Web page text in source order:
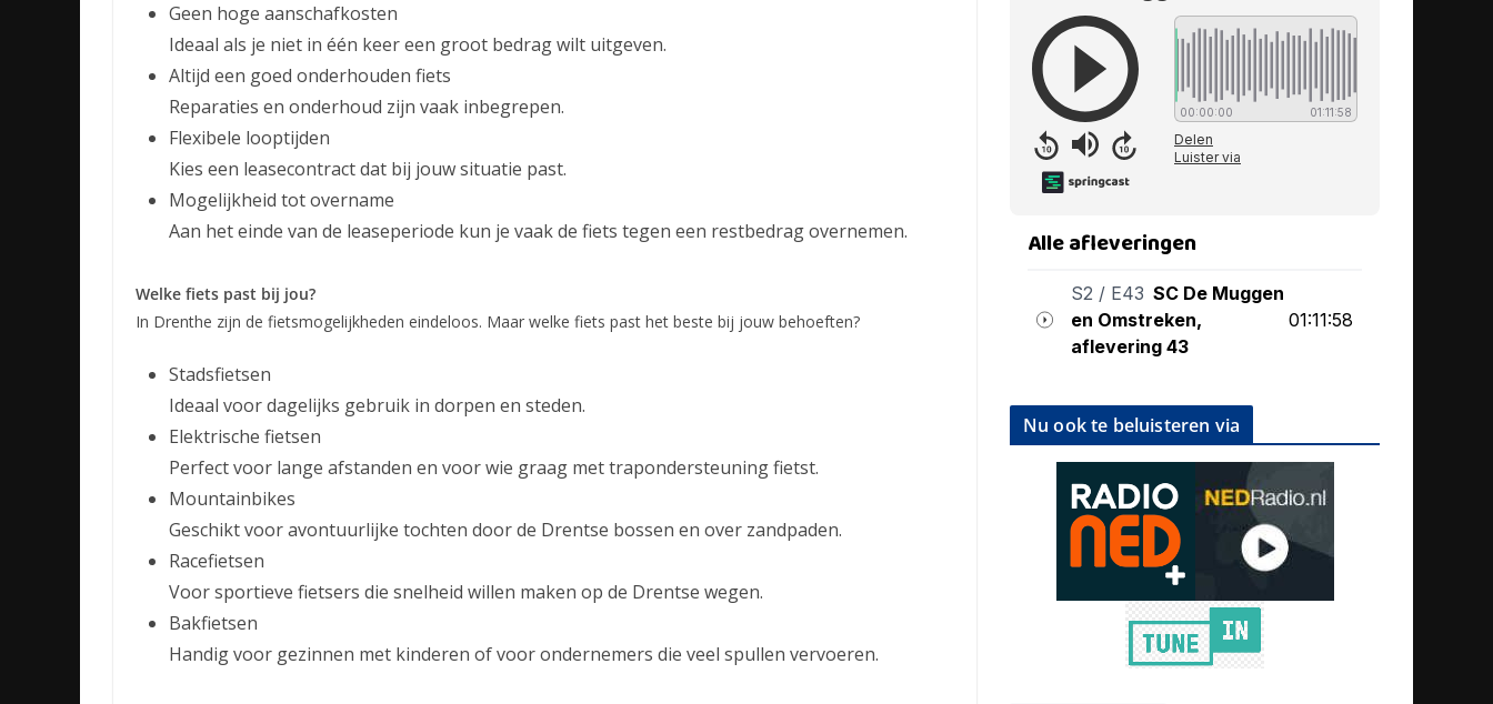
Geen hoge aanschafkosten
Ideaal als je niet in één keer een groot bedrag wilt uitgeven.
Altijd een goed onderhouden fiets
Reparaties en onderhoud zijn vaak inbegrepen.
Flexibele looptijden
Kies een leasecontract dat bij jouw situatie past.
Mogelijkheid tot overname
Aan het einde van de leaseperiode kun je vaak de fiets tegen een restbedrag overnemen.
Welke fiets past bij jou?
In Drenthe zijn de fietsmogelijkheden eindeloos. Maar welke fiets past het beste bij jouw behoeften?
Stadsfietsen
Ideaal voor dagelijks gebruik in dorpen en steden.
Elektrische fietsen
Perfect voor lange afstanden en voor wie graag met trapondersteuning fietst.
Mountainbikes
Geschikt voor avontuurlijke tochten door de Drentse bossen en over zandpaden.
Racefietsen
Voor sportieve fietsers die snelheid willen maken op de Drentse wegen.
Bakfietsen
Handig voor gezinnen met kinderen of voor ondernemers die veel spullen vervoeren.
Nu ook te beluisteren via